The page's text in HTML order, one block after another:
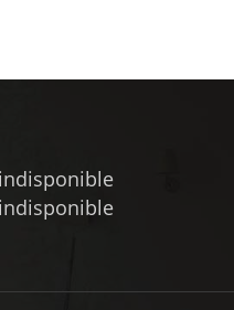
indisponible
indisponible